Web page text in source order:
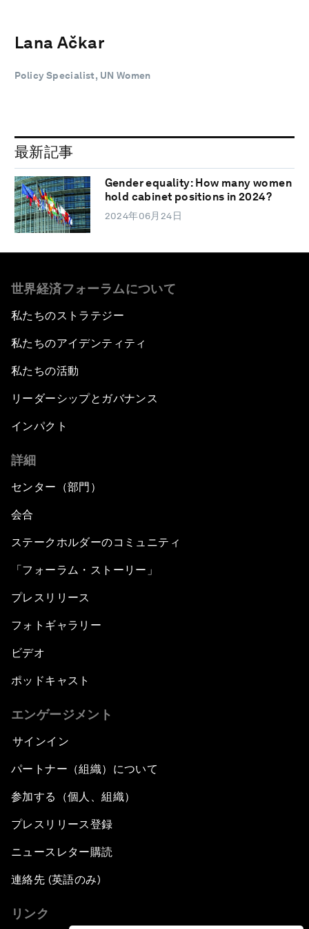
Lana Ačkar
Policy Specialist, UN Women
最新記事
Gender equality: How many women
hold cabinet positions in 2024?
2024年06月24日
世界経済フォーラムについて
私たちのストラテジー
私たちのアイデンティティ
私たちの活動
リーダーシップとガバナンス
インパクト
詳細
センター（部門）
会合
ステークホルダーのコミュニティ
「フォーラム・ストーリー」
プレスリリース
フォトギャラリー
ビデオ
ポッドキャスト
エンゲージメント
サインイン
パートナー（組織）について
参加する（個人、組織）
プレスリリース登録
ニュースレター購読
連絡先 (英語のみ)
リンク